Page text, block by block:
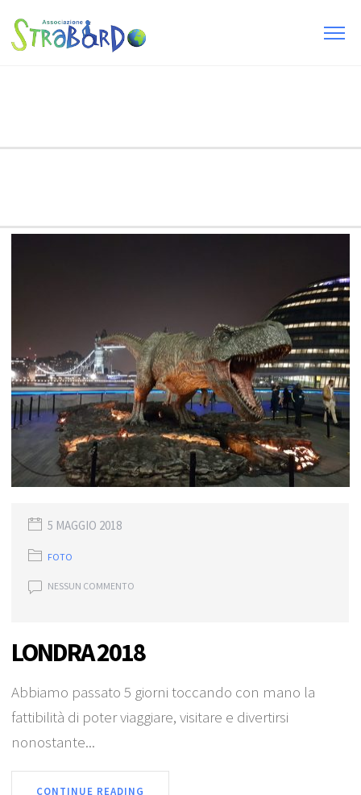
5 MAGGIO 2018
FOTO
NESSUN COMMENTO
LONDRA 2018
Abbiamo passato 5 giorni toccando con mano la
fattibilità di poter viaggiare, visitare e divertirsi
nonostante...
CONTINUE READING